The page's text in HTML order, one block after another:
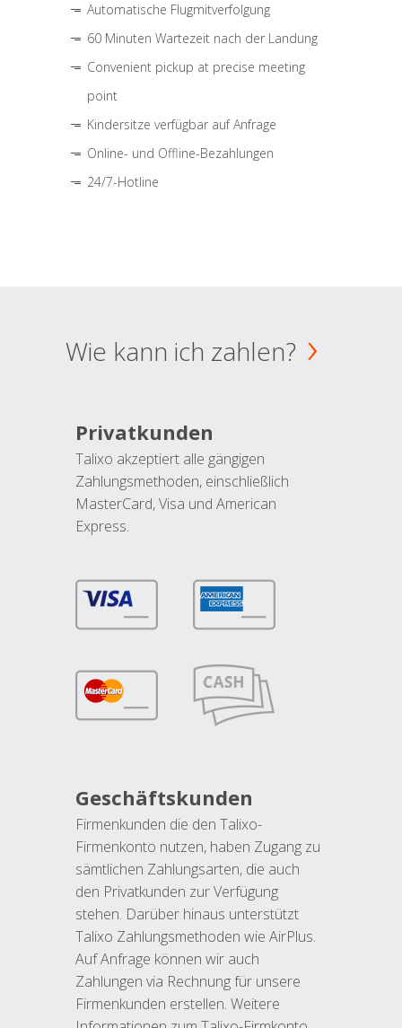
Automatische Flugmitverfolgung
60 Minuten Wartezeit nach der Landung
Convenient pickup at precise meeting
point
Kindersitze verfügbar auf Anfrage
Online- und Offline-Bezahlungen
24/7-Hotline
Wie kann ich zahlen?
Privatkunden
Talixo akzeptiert alle gängigen
Zahlungsmethoden, einschließlich
MasterCard, Visa und American
Express.
Geschäftskunden
Firmenkunden die den Talixo-
Firmenkonto nutzen, haben Zugang zu
sämtlichen Zahlungsarten, die auch
den Privatkunden zur Verfügung
stehen. Darüber hinaus unterstützt
Talixo Zahlungsmethoden wie AirPlus.
Auf Anfrage können wir auch
Zahlungen via Rechnung für unsere
Firmenkunden erstellen. Weitere